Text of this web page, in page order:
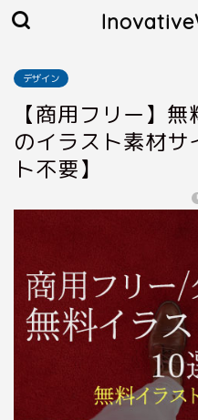
デザイン
【商用フリー】
のイラスト素材
ト不要】